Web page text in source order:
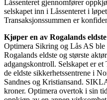
Låssenteret gjennomfører
selskapet inn i Låssenteret i
Transaksjonssummen er
Kjøper en av Rogalands
Optimera Sikring og Lås AS ble
Rogalands eldste og største
adgangskontroll. Selskapet er
de eldste sikkerhetssentrene i
Sandnes og Kristiansand.
kroner. Optimera overtok i sin